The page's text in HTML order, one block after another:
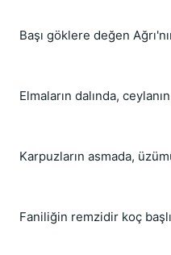
Başı göklere değen
Elmaların dalında,
Karpuzların asmada,
Faniliğin remzidir koç